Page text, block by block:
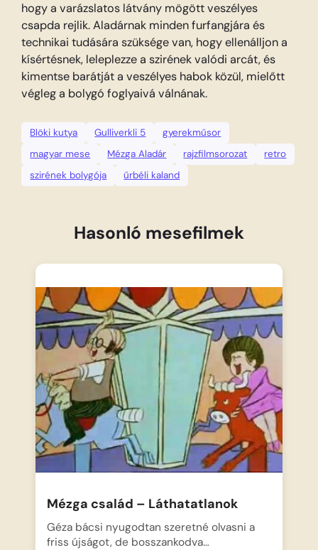
hogy a varázslatos látvány mögött veszélyes
csapda rejlik. Aladárnak minden furfangjára és
technikai tudására szüksége van, hogy ellenálljon a
kísértésnek, leleplezze a szirének valódi arcát, és
kimentse barátját a veszélyes habok közül, mielőtt
végleg a bolygó foglyaivá válnának.
Blöki kutya Gulliverkli 5
gyerekműsor
magyar mese
Mézga Aladár rajzfilmsorozat
retro
szirének bolygója
űrbéli kaland
Hasonló mesefilmek
Mézga család – Láthatatlanok
Géza bácsi nyugodtan szeretné olvasni a
friss újságot, de bosszankodva…